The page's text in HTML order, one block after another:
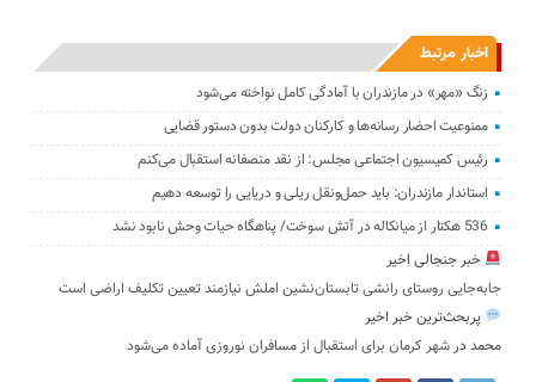
اخبار مرتبط
زنگ «مهر» در مازندران با آمادگی کامل نواخته می‌شود
ممنوعیت احضار رسانه‌ها و کارکنان دولت بدون دستور قضایی
رئیس کمیسیون اجتماعی مجلس: از نقد منصفانه استقبال می‌کنم
استاندار مازندران: باید حمل‌ونقل ریلی و دریایی را توسعه دهیم
536 هکتار از میانکاله در آتش سوخت/ پناهگاه حیات وحش نابود نشد
خبر جنجالی اخیر
جابه‌جایی روستای رانشی تابستان‌نشین املش نیازمند تعیین تکلیف اراضی است
پربحث‌ترین خبر اخیر
محمد درشهر کرمان برای استقبال از مسافران نوروزی آماده می‌شود